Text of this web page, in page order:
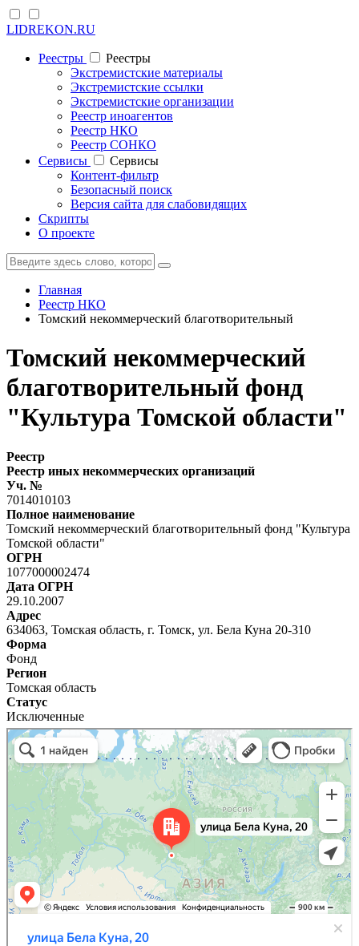
LIDREKON.RU
Реестры
Реестры
Экстремистские материалы
Экстремистские ссылки
Экстремистские организации
Реестр иноагентов
Реестр НКО
Реестр СОНКО
Cервисы
Cервисы
Контент-фильтр
Безопасный поиск
Версия сайта для слабовидящих
Скрипты
О проекте
Главная
Реестр НКО
Томский некоммерческий благотворительный
Томский некоммерческий
благотворительный фонд
"Культура Томской области"
Реестр
Реестр иных некоммерческих организаций
Уч. №
7014010103
Полное наименование
Томский некоммерческий благотворительный фонд "Культура
Томской области"
ОГРН
1077000002474
Дата ОГРН
29.10.2007
Адрес
634063, Томская область, г. Томск, ул. Бела Куна 20-310
Форма
Фонд
Регион
Томская область
Статус
Исключенные